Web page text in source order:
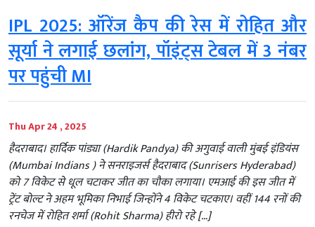
IPL 2025: ऑरेंज कैप की रेस में रोहित और
सूर्या ने लगाई छलांग, पॉइंट्स टेबल में 3 नंबर
पर पहुंची MI
Thu Apr 24 , 2025
हैदराबाद। हार्दिक पांड्या (Hardik Pandya) की अगुवाई वाली मुंबई इंडियंस
(Mumbai Indians ) ने सनराइजर्स हैदराबाद (Sunrisers Hyderabad)
को 7 विकेट से धूल चटाकर जीत का चौका लगाया। एमआई की इस जीत में
ट्रेंट बोल्ट ने अहम भूमिका निभाई जिन्होंने 4 विकेट चटकाए। वहीं 144 रनों की
रनचेज में रोहित शर्मा (Rohit Sharma) हीरो रहे […]